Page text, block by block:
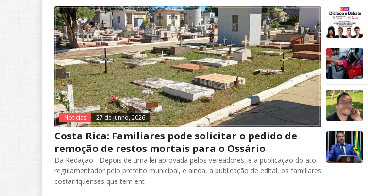
Noticias 27 de Junho, 2026
Costa Rica: Familiares pode solicitar o pedido de
remoção de restos mortais para o Ossário
Da Redação - Depois de uma lei aprovada pelos vereadores, e a publicação do ato
regulamentador pelo prefeito municipal, e ainda, a publicação de edital, os familiares
costarriquenses que tem ent